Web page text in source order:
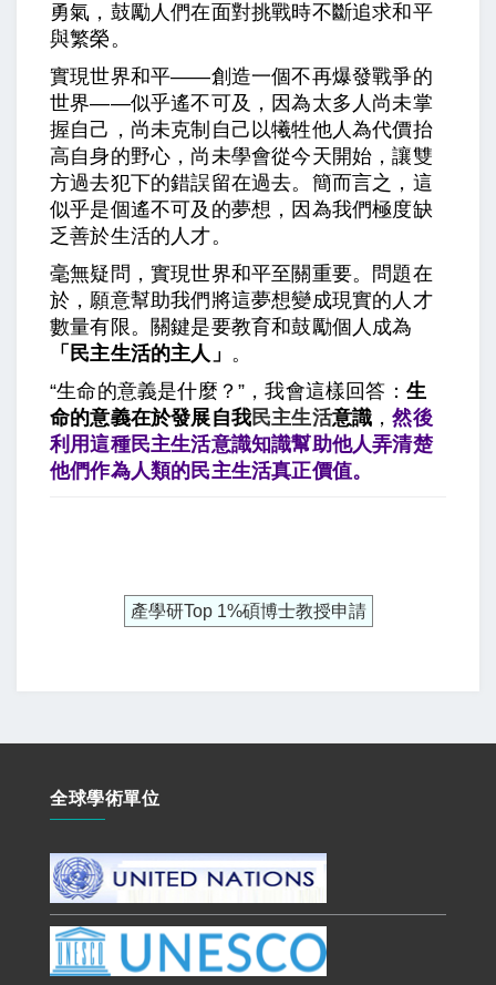
勇氣，鼓勵人們在面對挑戰時不斷追求和平
與繁榮。
實現世界和平——創造一個不再爆發戰爭的
世界——似乎遙不可及，因為太多人尚未掌
握自己，尚未克制自己以犧牲他人為代價抬
高自身的野心，尚未學會從今天開始，讓雙
方過去犯下的錯誤留在過去。簡而言之，這
似乎是個遙不可及的夢想，因為我們極度缺
乏善於生活的人才。
毫無疑問，實現世界和平至關重要。問題在
於，願意幫助我們將這夢想變成現實的人才
數量有限。關鍵是要教育和鼓勵個人成為
「民主生活的主人」 。
“生命的意義是什麼？”，我會這樣回答： 生
命的意義在於發展自我民主生活意識 ，然後
利用這種民主生活意識知識幫助他人弄清楚
他們作為人類的民主生活真正價值。
產學研Top 1%碩博士教授申請
全球學術單位